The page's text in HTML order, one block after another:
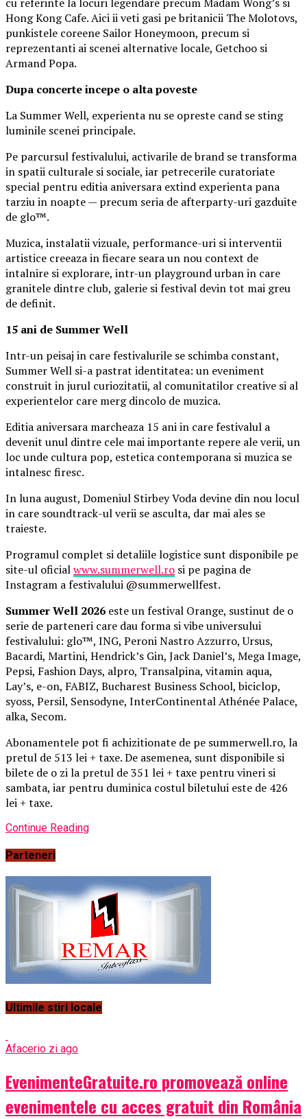
Hong Kong Cafe. Aici ii veti gasi pe britanicii The Molotovs,
punkistele coreene Sailor Honeymoon, precum si
reprezentanti ai scenei alternative locale, Getchoo si
Armand Popa.
Dupa concerte incepe o alta poveste
La Summer Well, experienta nu se opreste cand se sting
luminile scenei principale.
Pe parcursul festivalului, activarile de brand se transforma
in spatii culturale si sociale, iar petrecerile curatoriate
special pentru editia aniversara extind experienta pana
tarziu in noapte — precum seria de afterparty-uri gazduite
de glo™.
Muzica, instalatii vizuale, performance-uri si interventii
artistice creeaza in fiecare seara un nou context de
intalnire si explorare, intr-un playground urban in care
granitele dintre club, galerie si festival devin tot mai greu
de definit.
15 ani de Summer Well
Intr-un peisaj in care festivalurile se schimba constant,
Summer Well si-a pastrat identitatea: un eveniment
construit in jurul curiozitatii, al comunitatilor creative si al
experientelor care merg dincolo de muzica.
Editia aniversara marcheaza 15 ani in care festivalul a
devenit unul dintre cele mai importante repere ale verii, un
loc unde cultura pop, estetica contemporana si muzica se
intalnesc firesc.
In luna august, Domeniul Stirbey Voda devine din nou locul
in care soundtrack-ul verii se asculta, dar mai ales se
traieste.
Programul complet si detaliile logistice sunt disponibile pe
site-ul oficialwww.summerwell.ro si pe pagina de
Instagram a festivalului @summerwellfest.
Summer Well 2026 este un festival Orange, sustinut de o
serie de parteneri care dau forma si vibe universului
festivalului: glo™, ING, Peroni Nastro Azzurro, Ursus,
Bacardi, Martini, Hendrick’s Gin, Jack Daniel’s, Mega Image,
Pepsi, Fashion Days, alpro, Transalpina, vitamin aqua,
Lay’s, e-on, FABIZ, Bucharest Business School, biciclop,
syoss, Persil, Sensodyne, InterContinental Athénée Palace,
alka, Secom.
Abonamentele pot fi achizitionate de pe summerwell.ro, la
pretul de 513 lei + taxe. De asemenea, sunt disponibile si
bilete de o zi la pretul de 351 lei + taxe pentru vineri si
sambata, iar pentru duminica costul biletului este de 426
lei + taxe.
Continue Reading
Parteneri
Ultimile stiri locale
Afacerio zi ago
EvenimenteGratuite.ro promovează online
evenimentele cu acces gratuit din România